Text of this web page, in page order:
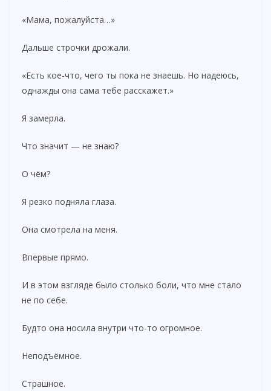
«Мама, пожалуйста…»
Дальше строчки дрожали.
«Есть кое-что, чего ты пока не знаешь. Но надеюсь,
однажды она сама тебе расскажет.»
Я замерла.
Что значит — не знаю?
О чём?
Я резко подняла глаза.
Она смотрела на меня.
Впервые прямо.
И в этом взгляде было столько боли, что мне стало
не по себе.
Будто она носила внутри что-то огромное.
Неподъёмное.
Страшное.